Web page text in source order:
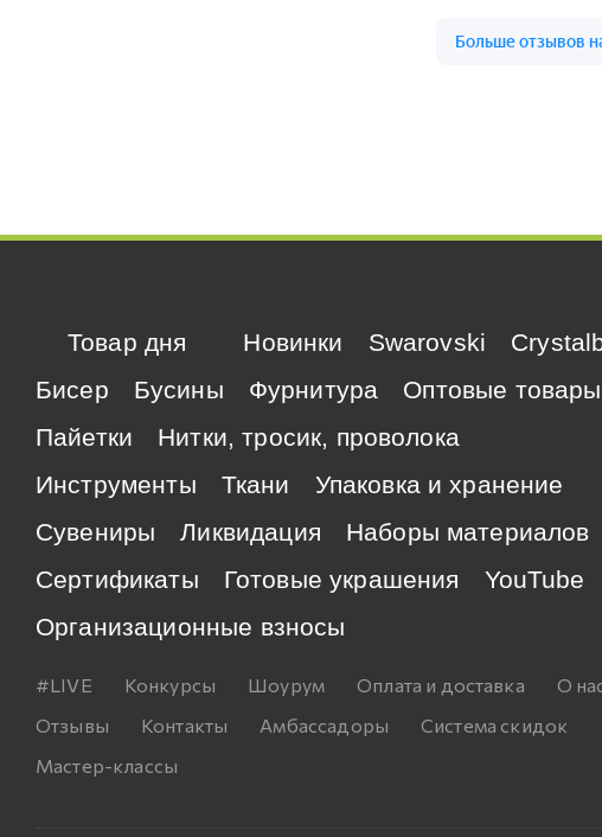
Товар дня Новинки Swarovski
Бисер
Бусины Фурнитура
Оптовые товары
Пайетки
Нитки, тросик, проволока
Инструменты
Ткани
Упаковка и хранение
Сувениры
Ликвидация
Наборы материалов
Сертификаты
Готовые украшения
YouTube
Организационные взносы
#LIVE Конкурсы Шоурум Оплата и доставка
О
Отзывы
Контакты Амбассадоры
Система скидок
Мастер-классы